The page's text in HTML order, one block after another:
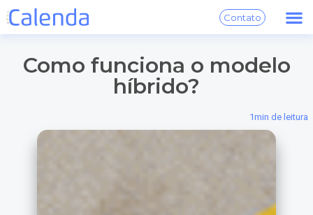
Contato
Como funciona o modelo
híbrido?
1min de leitura